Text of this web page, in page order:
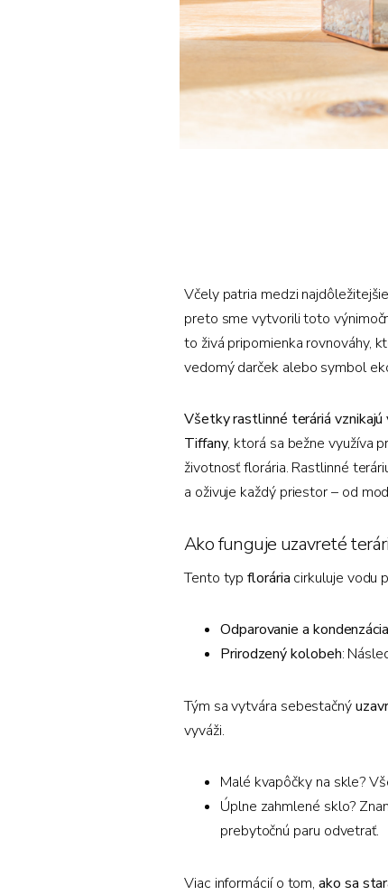
Včely patria medzi
preto sme vytvorili toto
to živá pripomienka rovnováhy,
vedomý darček alebo symbol
Všetky rastlinné teráriá vznikajú
Tiffany, ktorá sa bežne využíva
životnosť florária. Rastlinné
a oživuje každý priestor – od
Ako funguje uzavreté
Tento typflorária cirkuluje vodu
Odparovanie a kondenzácia
Prirodzený kolobeh:
Tým sa vytvára sebestačný
vyváži.
Malé kvapôčky na skle?
Úplne zahmlené sklo?
prebytočnú paru odvetrať.
Viac informácií o tom,ako sa